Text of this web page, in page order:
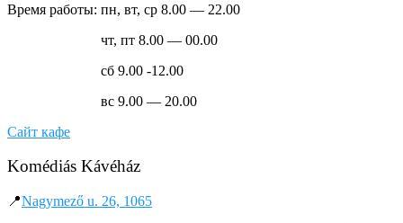
Время работы: пн, вт, ср 8.00 — 22.00
чт, пт 8.00 — 00.00
сб 9.00 -12.00
вс 9.00 — 20.00
Сайт кафе
Komédiás Kávéház
📍Nagymező u. 26, 1065